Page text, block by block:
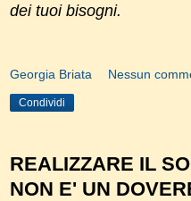
dei tuoi bisogni.
Georgia Briata Nessun
Condividi
REALIZZARE IL
NON E' UN